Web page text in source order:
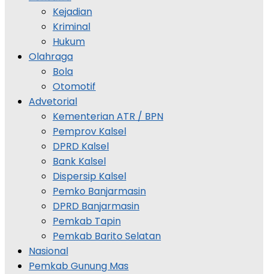
Kejadian
Kriminal
Hukum
Olahraga
Bola
Otomotif
Advetorial
Kementerian ATR / BPN
Pemprov Kalsel
DPRD Kalsel
Bank Kalsel
Dispersip Kalsel
Pemko Banjarmasin
DPRD Banjarmasin
Pemkab Tapin
Pemkab Barito Selatan
Nasional
Pemkab Gunung Mas